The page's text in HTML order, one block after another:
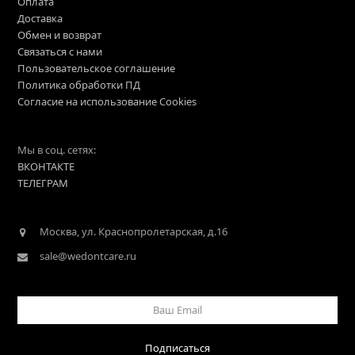
Доставка
Обмен и возврат
Связаться с нами
Пользовательское соглашение
Политика обработки ПД
Согласие на использование Cookies
Мы в соц. сетях:
ВКОНТАКТЕ
ТЕЛЕГРАМ
Москва, ул. Краснопролетарская, д.16
sale@wedontcare.ru
Email
Подписаться